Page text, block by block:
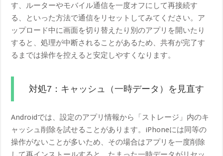
す、ルーターやモバイル通信を一度オフにして再接続す
る、といった方法で通信をリセットしてみてください。ア
ップロード中に画面を切り替えたり別のアプリを開いたり
すると、処理が中断されることがあるため、共有が完了す
るまでは操作を控えると安定しやすくなります。
対処7：キャッシュ（一時データ）を見直す
Androidでは、設定のアプリ情報から「ストレージ」内のキ
ャッシュ削除を試せることがあります。iPhoneには同等の
操作がないことが多いため、その場合はアプリを一度削除